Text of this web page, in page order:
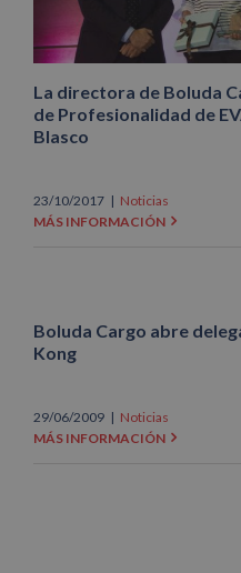
La directora de Boluda
de Profesionalidad de
Blasco
23/10/2017 | Noticias
MÁS INFORMACIÓN
Boluda Cargo abre
Kong
29/06/2009 | Noticias
MÁS INFORMACIÓN